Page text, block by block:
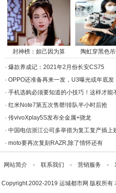
封神榜：妲己因为算
命/a>
陶虹穿黑色吊
斜/a>
· 爆款养成记：2021年2月份长安CS75
· OPPO还准备再来一发，U3曝光或年底发
· 手机选购必须要知道的小技巧！这样才能
· 红米Note7第五次售罄!排队半小时后抢
· 传vivoXplay5S发布全金属+骁龙
· 中国电信浙江公司多举措为复工复产插上
· moto要再次复刻RAZR,除了情怀还有
网站简介- 联系我们 - 营销服务 -
Copyright.2002-2019 运城都市网 版权所有